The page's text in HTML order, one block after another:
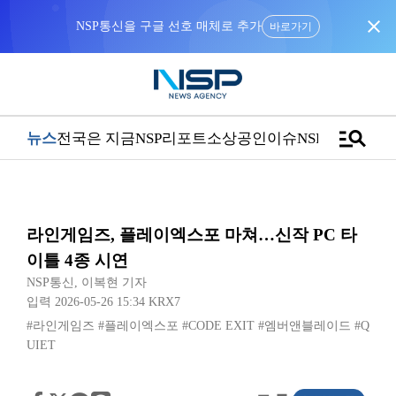
NSP통신을 구글 선호 매체로 추가 바로가기 close
뉴스전국은 지금NSP리포트소상공인이슈NSPTVmanage_search
라인게임즈, 플레이엑스포 마쳐…신작 PC 타
이틀 4종 시연
NSP통신 , 이복현 기자
입력 2026-05-26 15:34 KRX7
#라인게임즈 #플레이엑스포 #CODE EXIT #엠버앤블레이드 #Q
UIET